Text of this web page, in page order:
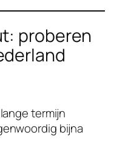
proberen
termijn
bijna